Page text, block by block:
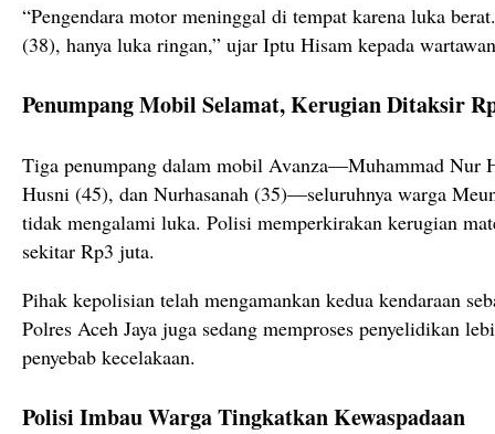
“Pengendara motor meninggal di tempat karena luka
(38), hanya luka ringan,” ujar Iptu Hisam kepada
Penumpang Mobil Selamat, Kerugian Ditaksir
Tiga penumpang dalam mobil Avanza—Muhammad Nur
Husni (45), dan Nurhasanah (35)—seluruhnya warga
tidak mengalami luka. Polisi memperkirakan kerugian
sekitar Rp3 juta.
Pihak kepolisian telah mengamankan kedua kendaraan
Polres Aceh Jaya juga sedang memproses penyelidikan
penyebab kecelakaan.
Polisi Imbau Warga Tingkatkan Kewaspadaan